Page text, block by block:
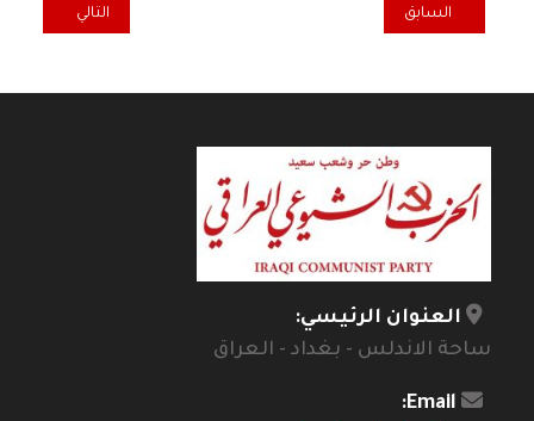
المقال السابق: الرجعيات العالمية والشبكات اليمينية في أنحاء العالم/
السابق المقال التالي:
التالي
العنوان الرئيسي:
ساحة الاندلس - بغداد - العراق
Email: